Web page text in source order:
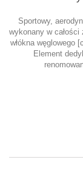
Sportowy,
wykonany w
włókna węglowego
Element